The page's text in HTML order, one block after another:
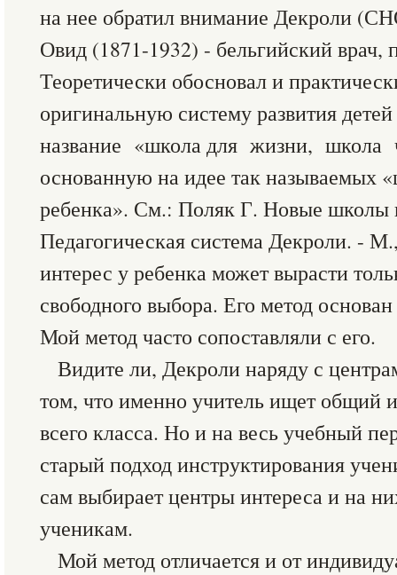
на нее обратил внимание Декроли
Овид (1871-1932) - бельгийский врач,
Теоретически обосновал и
оригинальную систему развития
название «школа для жизни, школа
основанную на идее так называемых
ребенка». См.: Поляк Г. Новые школы
Педагогическая система Декроли. -
интерес у ребенка может вырасти
свободного выбора. Его метод
Мой метод часто сопоставляли с его.
Видите ли, Декроли наряду с
том, что именно учитель ищет общий
всего класса. Но и на весь учебный
старый подход инструктирования
сам выбирает центры интереса и на
ученикам.
Мой метод отличается и от